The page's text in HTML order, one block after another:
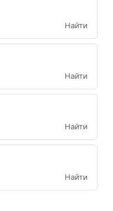
Найти
Найти
Найти
Найти